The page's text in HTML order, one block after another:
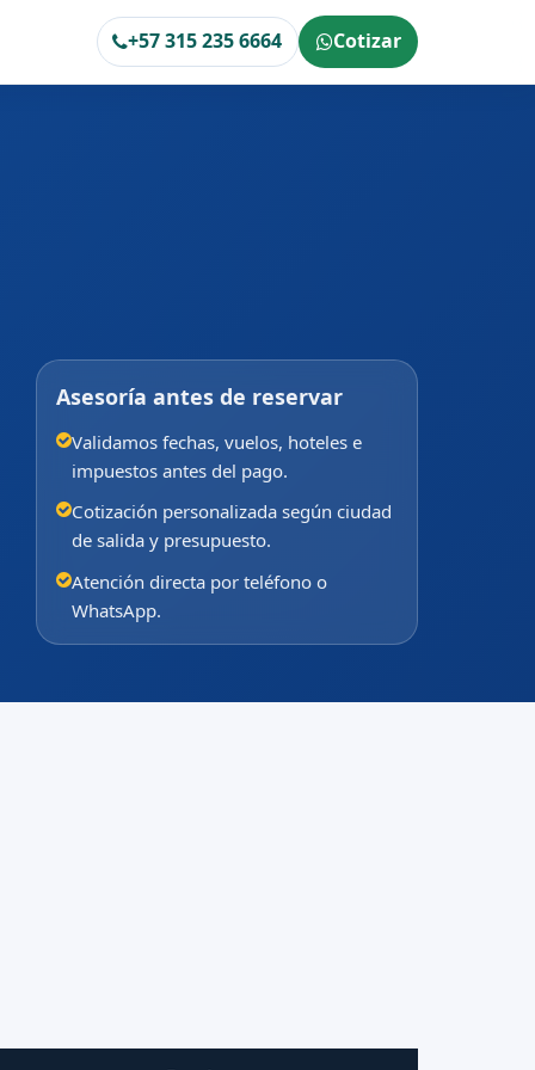
+57 315 235 6664 Cotizar
Asesoría antes de reservar
Validamos fechas, vuelos, hoteles e
impuestos antes del pago.
Cotización personalizada según ciudad
de salida y presupuesto.
Atención directa por teléfono o
WhatsApp.